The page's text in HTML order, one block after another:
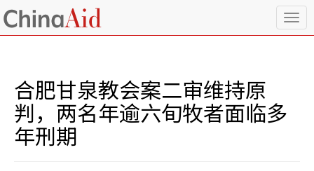
T
o
合肥甘泉教会案二审维持原
判，两名年逾六旬牧者面临多
年刑期